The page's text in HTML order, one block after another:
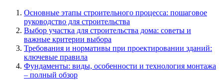
Основные этапы строительного процесса: пошаговое
руководство для строительства
Выбор участка для строительства дома: советы и
важные критерии выбора
Требования и нормативы при проектировании зданий:
ключевые правила
Фундаменты: виды, особенности и технология монтажа
– полный обзор